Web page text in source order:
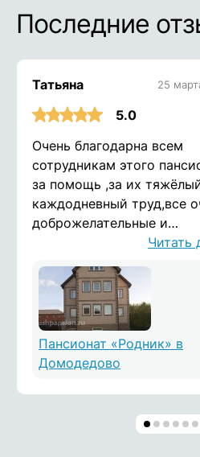
Последние
Татьяна 25
5.0
Очень благодарна всем
сотрудникам этого
за помощь ,за их
каждодневный труд,все
доброжелательные и
душевные люди!дай Бог
Читать
Пансионат «Родник» в
Домодедово